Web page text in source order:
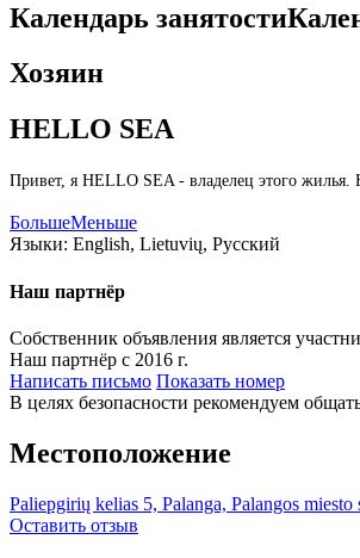
Календарь занятости
Хозяин
HELLO SEA
Привет, я HELLO SEA - владелец этого
БольшеМеньше
Языки: English, Lietuvių, Русский
Наш партнёр
Собственник объявления является
Наш партнёр с 2016 г.
Написать письмо Показать номер
В целях безопасности рекомендуем
Местоположение
Paliepgirių kelias 5, Palanga, Palangos
Оставить отзыв